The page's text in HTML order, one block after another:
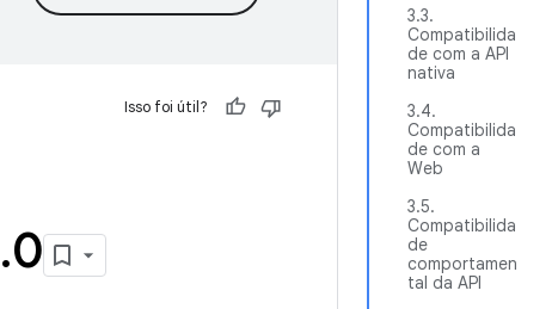
3.3.
Compatibilida
de com a API
nativa
3.4.
Compatibilida
de com a
Web
3.5.
Compatibilida
de
comportamen
tal da API
Isso foi útil?
.0